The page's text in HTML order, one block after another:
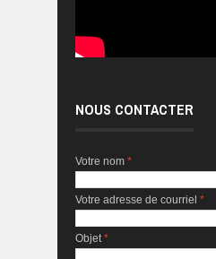
NOUS CONTACTER
Votre nom *
Votre adresse de courriel *
Objet*